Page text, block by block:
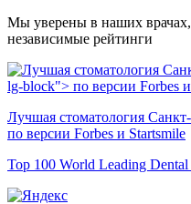
Мы уверены в наших
независимые рейтинги
Лучшая стоматология
по версии Forbes и Startsmile
Top 100 World Leading Dental